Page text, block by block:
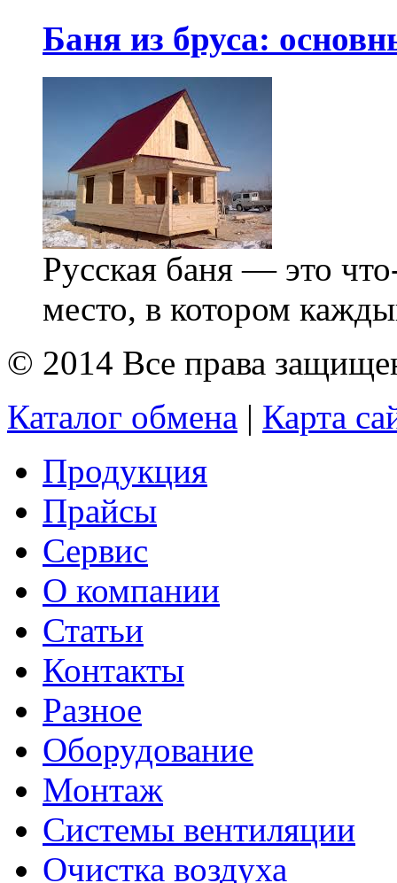
Баня из бруса:
Русская баня — это
место, в котором
© 2014 Все права
Каталог обмена | Карта
Продукция
Прайсы
Сервис
О компании
Статьи
Контакты
Разное
Оборудование
Монтаж
Системы вентиляции
Очистка воздуха